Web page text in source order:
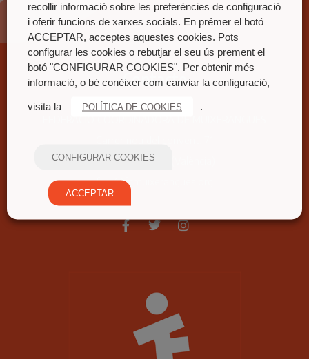
Contacte
46680 Algemesí (València)
fcm@fcmuixerangues.org
recollir informació sobre les preferències de configuració
i oferir funcions de xarxes socials. En prémer el botó
ACCEPTAR, acceptes aquestes cookies. Pots
configurar les cookies o rebutjar el seu ús prement el
botó "CONFIGURAR COOKIES". Per obtenir més
informació, o bé conèixer com canviar la configuració,
visita la POLÍTICA DE COOKIES .
CONFIGURAR COOKIES
ACCEPTAR